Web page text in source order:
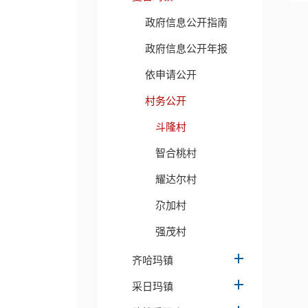
政府信息公开指南
政府信息公开年报
依申请公开
村务公开
斗隆村
智合桃村
耀达尔村
尕加村
强茂村
齐哈玛镇
采日玛镇